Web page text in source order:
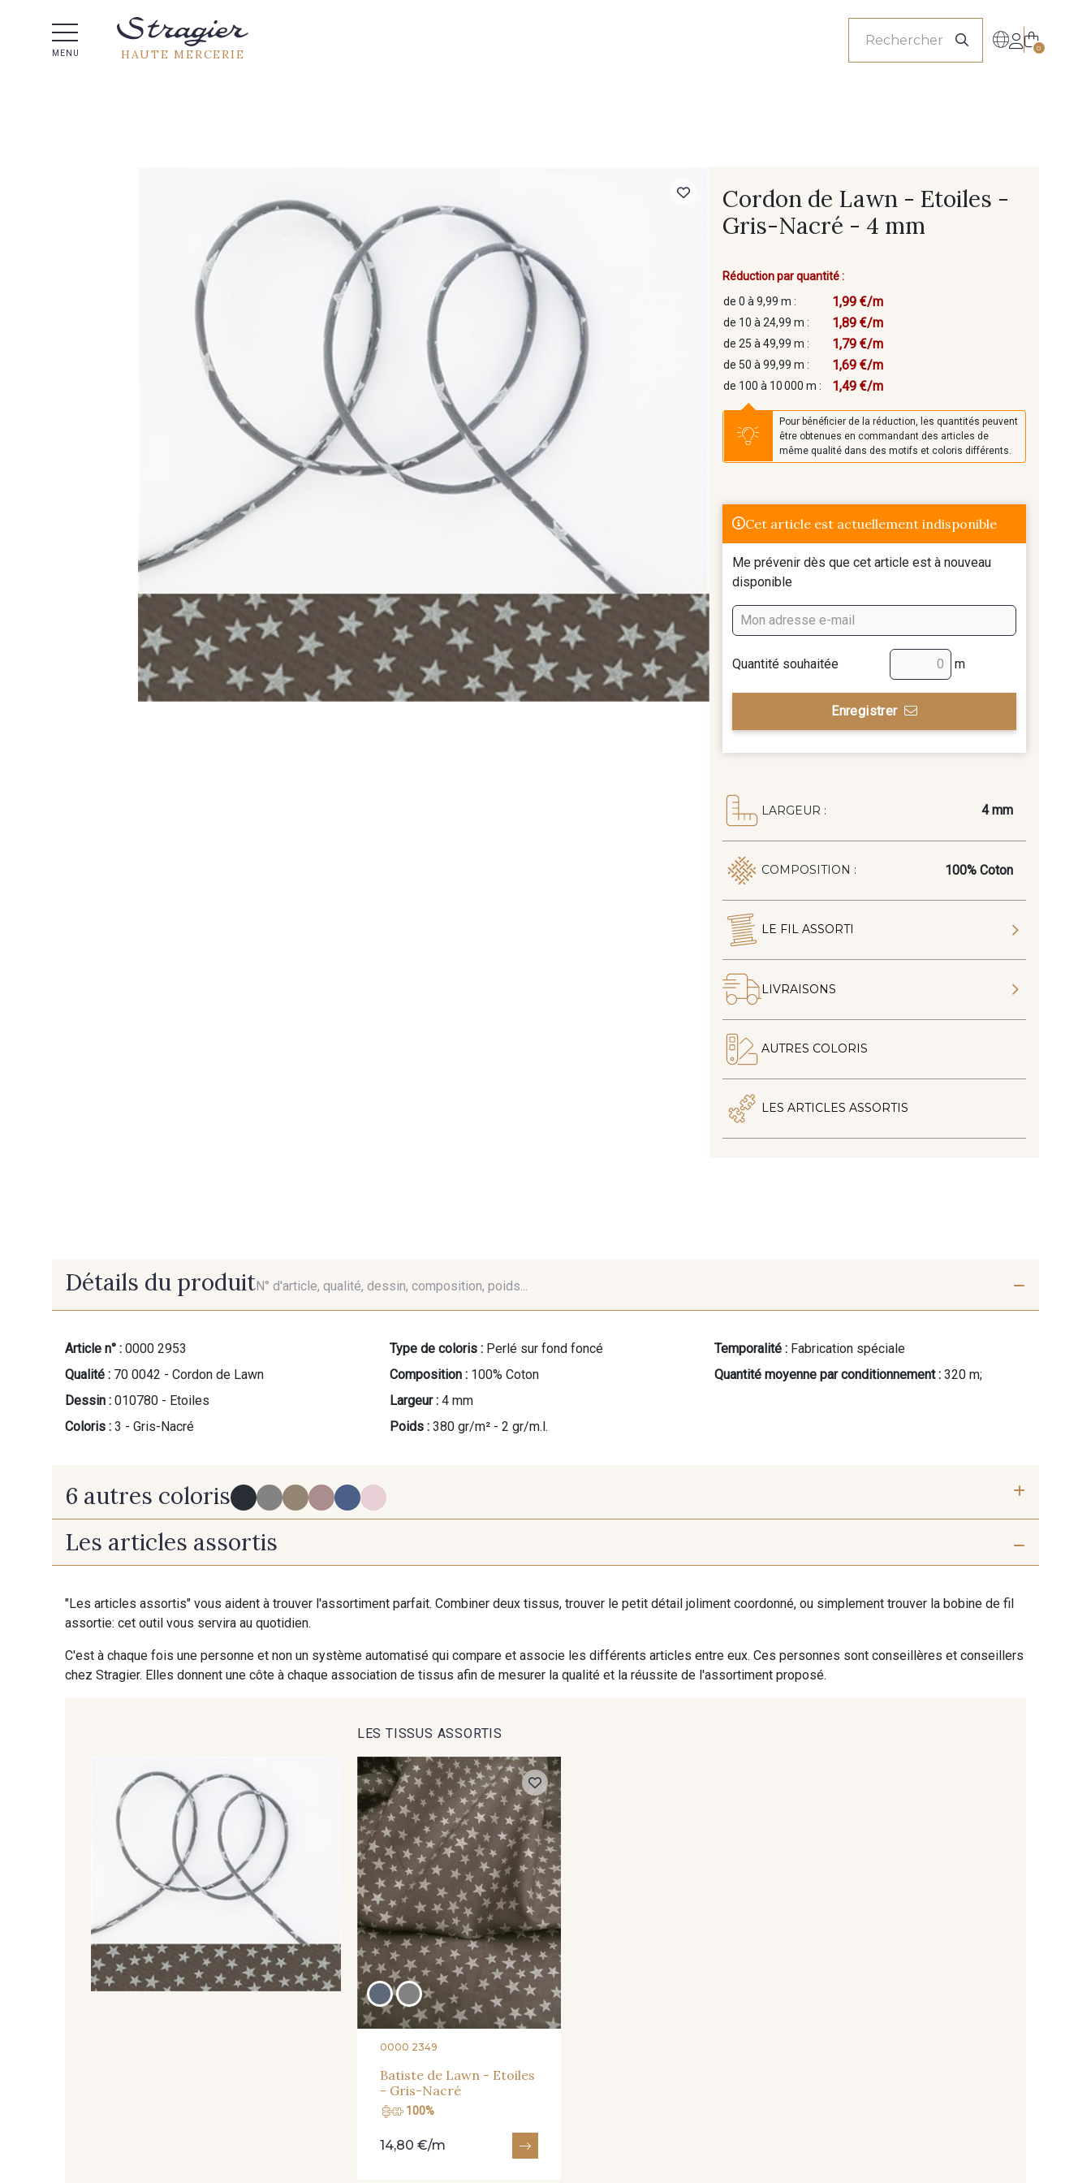
MENU HAUTE MERCERIE 0
Cordon de Lawn - Etoiles -
Gris-Nacré - 4 mm
Réduction par quantité :
de 0 à 9,99 m :
1,99 €/m
de 10 à 24,99 m : 1,89 €/m
de 25 à 49,99 m : 1,79 €/m
de 50 à 99,99 m : 1,69 €/m
de 100 à 10 000 m : 1,49 €/m
Pour bénéficier de la réduction, les quantités peuvent
être obtenues en commandant des articles de
même qualité dans des motifs et coloris différents.
Cet article est actuellement indisponible
Me prévenir dès que cet article est à nouveau
disponible
Quantité souhaitée m
Enregistrer
LARGEUR : 4 mm
COMPOSITION : 100% Coton
LE FIL ASSORTI
LIVRAISONS
AUTRES COLORIS
LES ARTICLES ASSORTIS
Détails du produitN° d'article, qualité, dessin, composition, poids...
Article n° : 0000 2953
Qualité : 70 0042 - Cordon de Lawn
Dessin : 010780 - Etoiles
Coloris : 3 - Gris-Nacré
Type de coloris : Perlé sur fond foncé
Composition : 100% Coton
Largeur : 4 mm
Poids : 380 gr/m² - 2 gr/m.l.
Temporalité : Fabrication spéciale
Quantité moyenne par conditionnement : 320 m;
6 autres coloris
5 - Noir-Nacré 1 - Blanc-Argent
Les articles assortis
"Les articles assortis" vous aident à trouver l'assortiment parfait. Combiner deux tissus, trouver le petit détail joliment coordonné, ou simplement trouver la bobine de fil
assortie: cet outil vous servira au quotidien.
C'est à chaque fois une personne et non un système automatisé qui compare et associe les différents articles entre eux. Ces personnes sont conseillères et conseillers
chez Stragier. Elles donnent une côte à chaque association de tissus afin de mesurer la qualité et la réussite de l'assortiment proposé.
LES TISSUS ASSORTIS
0000 2349
Batiste de Lawn - Etoiles
- Gris-Nacré
100%
14,80 €/m